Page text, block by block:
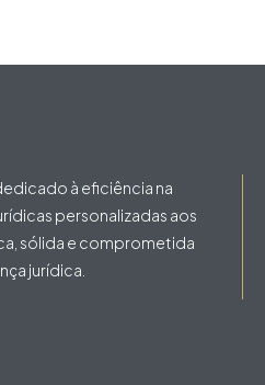
à eficiência na
personalizadas aos
sólida e comprometida
jurídica.